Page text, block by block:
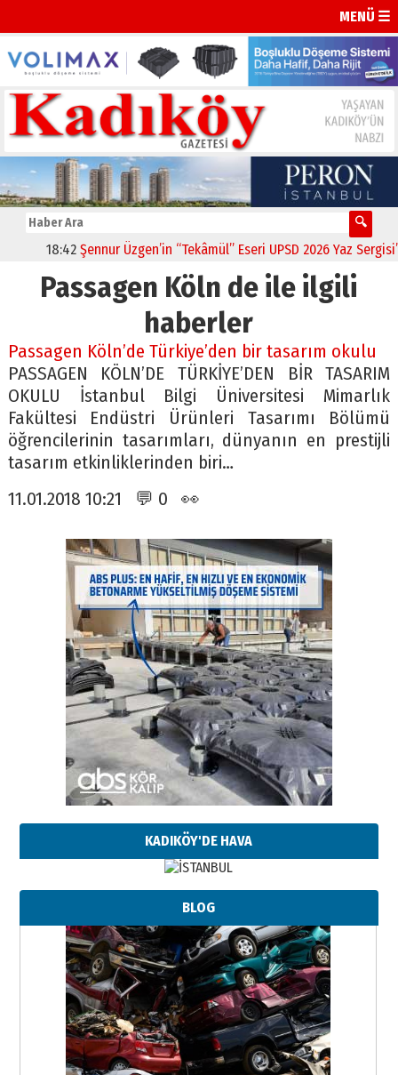
MENÜ ☰
18:42 Şennur Üzgen’in “Tekâmül” Eseri UPSD 2026 Yaz
Passagen Köln de ile ilgili
haberler
Passagen Köln’de Türkiye’den bir tasarım okulu
PASSAGEN KÖLN’DE TÜRKİYE’DEN BİR TASARIM
OKULU İstanbul Bilgi Üniversitesi Mimarlık
Fakültesi Endüstri Ürünleri Tasarımı Bölümü
öğrencilerinin tasarımları, dünyanın en prestijli
tasarım etkinliklerinden biri…
11.01.2018 10:21 💬 0 👀
KADIKÖY'DE HAVA
BLOG